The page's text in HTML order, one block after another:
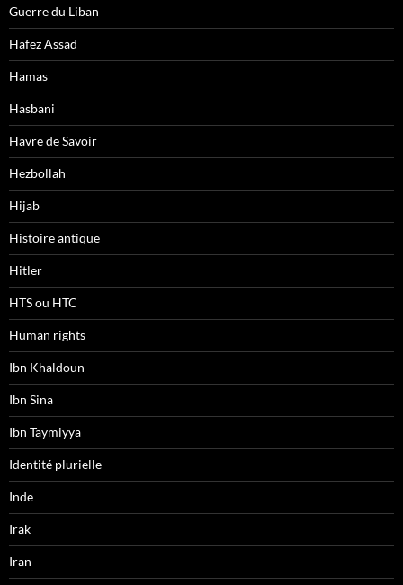
Guerre du Liban
Hafez Assad
Hamas
Hasbani
Havre de Savoir
Hezbollah
Hijab
Histoire antique
Hitler
HTS ou HTC
Human rights
Ibn Khaldoun
Ibn Sina
Ibn Taymiyya
Identité plurielle
Inde
Irak
Iran